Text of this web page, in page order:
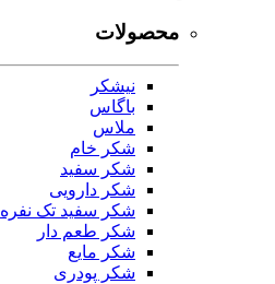
محصولات
نیشکر
باگاس
ملاس
شکر خام
شکر سفید
شکر دارویی
شکر سفید تک نفره
شکر طعم دار
شکر مایع
شکر پودری